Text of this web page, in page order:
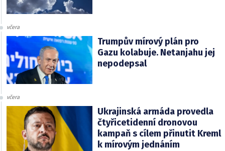
včera
Trumpův mírový plán pro
Gazu kolabuje. Netanjahu jej
nepodepsal
včera
Ukrajinská armáda provedla
čtyřicetidenní dronovou
kampaň s cílem přinutit Kreml
k mírovým jednáním